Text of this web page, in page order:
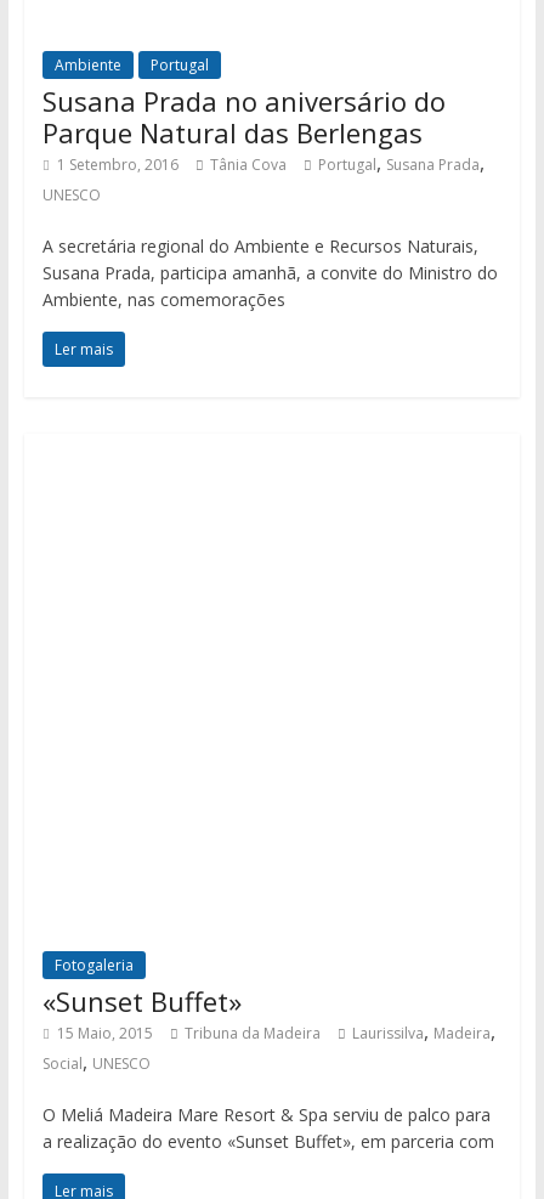
Ambiente Portugal
Susana Prada no aniversário do
Parque Natural das Berlengas
1 Setembro, 2016 Tânia Cova Portugal, Susana Prada,
UNESCO
A secretária regional do Ambiente e Recursos Naturais,
Susana Prada, participa amanhã, a convite do Ministro do
Ambiente, nas comemorações
Ler mais
Fotogaleria
«Sunset Buffet»
15 Maio, 2015 Tribuna da Madeira Laurissilva, Madeira,
Social, UNESCO
O Meliá Madeira Mare Resort & Spa serviu de palco para
a realização do evento «Sunset Buffet», em parceria com
Ler mais